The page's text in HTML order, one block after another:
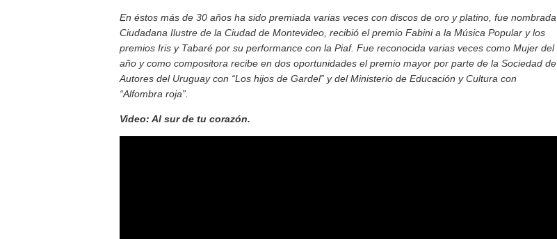
En éstos más de 30 años ha sido premiada varias veces con discos de oro y platino, fue nombrada
Ciudadana Ilustre de la Ciudad de Montevideo, recibió el premio Fabini a la Música Popular y los
premios Iris y Tabaré por su performance con la Piaf. Fue reconocida varias veces como Mujer del
año y como compositora recibe en dos oportunidades el premio mayor por parte de la Sociedad de
Autores del Uruguay con “Los hijos de Gardel” y del Ministerio de Educación y Cultura con
“Alfombra roja”.
Video: Al sur de tu corazón.